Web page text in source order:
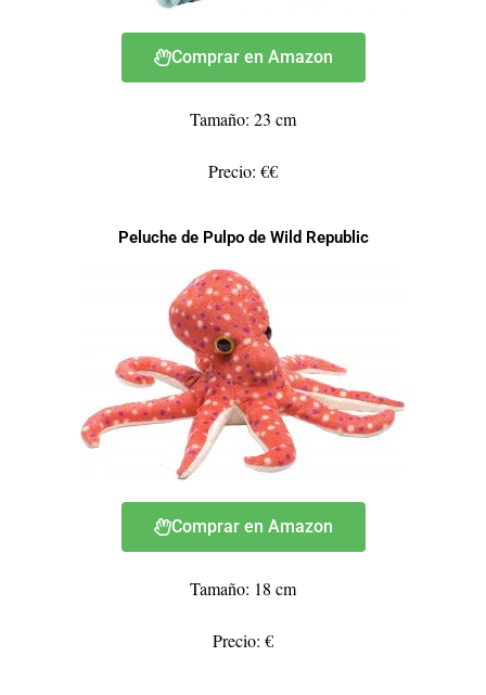
Comprar en Amazon
Tamaño: 23 cm
Precio: €€
Peluche de Pulpo de Wild Republic
Comprar en Amazon
Tamaño: 18 cm
Precio: €